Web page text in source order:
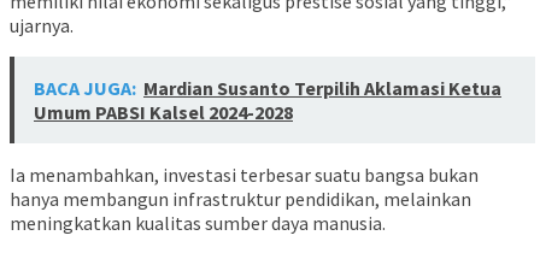
ujarnya.
BACA JUGA: Mardian Susanto Terpilih Aklamasi Ketua
Umum PABSI Kalsel 2024-2028
Ia menambahkan, investasi terbesar suatu bangsa bukan
hanya membangun infrastruktur pendidikan, melainkan
meningkatkan kualitas sumber daya manusia.